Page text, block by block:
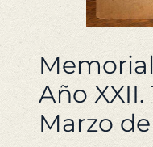
Año XXII.
Marzo de